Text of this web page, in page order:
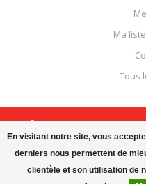
En visitant notre site, vous
derniers nous permettent de
clientèle et son utilisation de
Ma
Tous
© Copyright 2026 Boutique
Theme